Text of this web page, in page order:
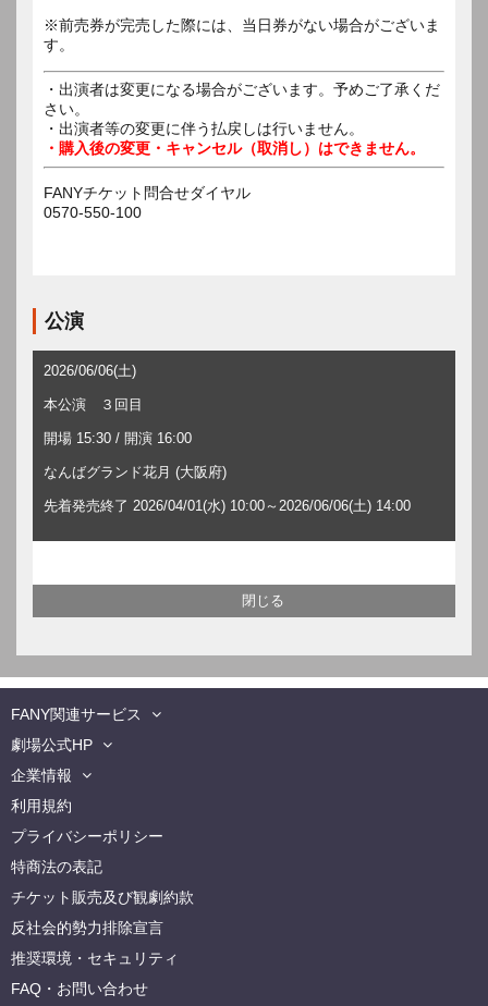
※前売券が完売した際には、当日券がない場合がございま
す。
・出演者は変更になる場合がございます。予めご了承くだ
さい。
・出演者等の変更に伴う払戻しは行いません。
・購入後の変更・キャンセル（取消し）はできません。
FANYチケット問合せダイヤル
0570-550-100
公演
2026/06/06(土)
本公演 ３回目
開場 15:30 / 開演 16:00
なんばグランド花月 (大阪府)
先着発売終了 2026/04/01(水) 10:00～2026/06/06(土) 14:00
FANY関連サービス
劇場公式HP
企業情報
利用規約
プライバシーポリシー
特商法の表記
チケット販売及び観劇約款
反社会的勢力排除宣言
推奨環境・セキュリティ
FAQ・お問い合わせ